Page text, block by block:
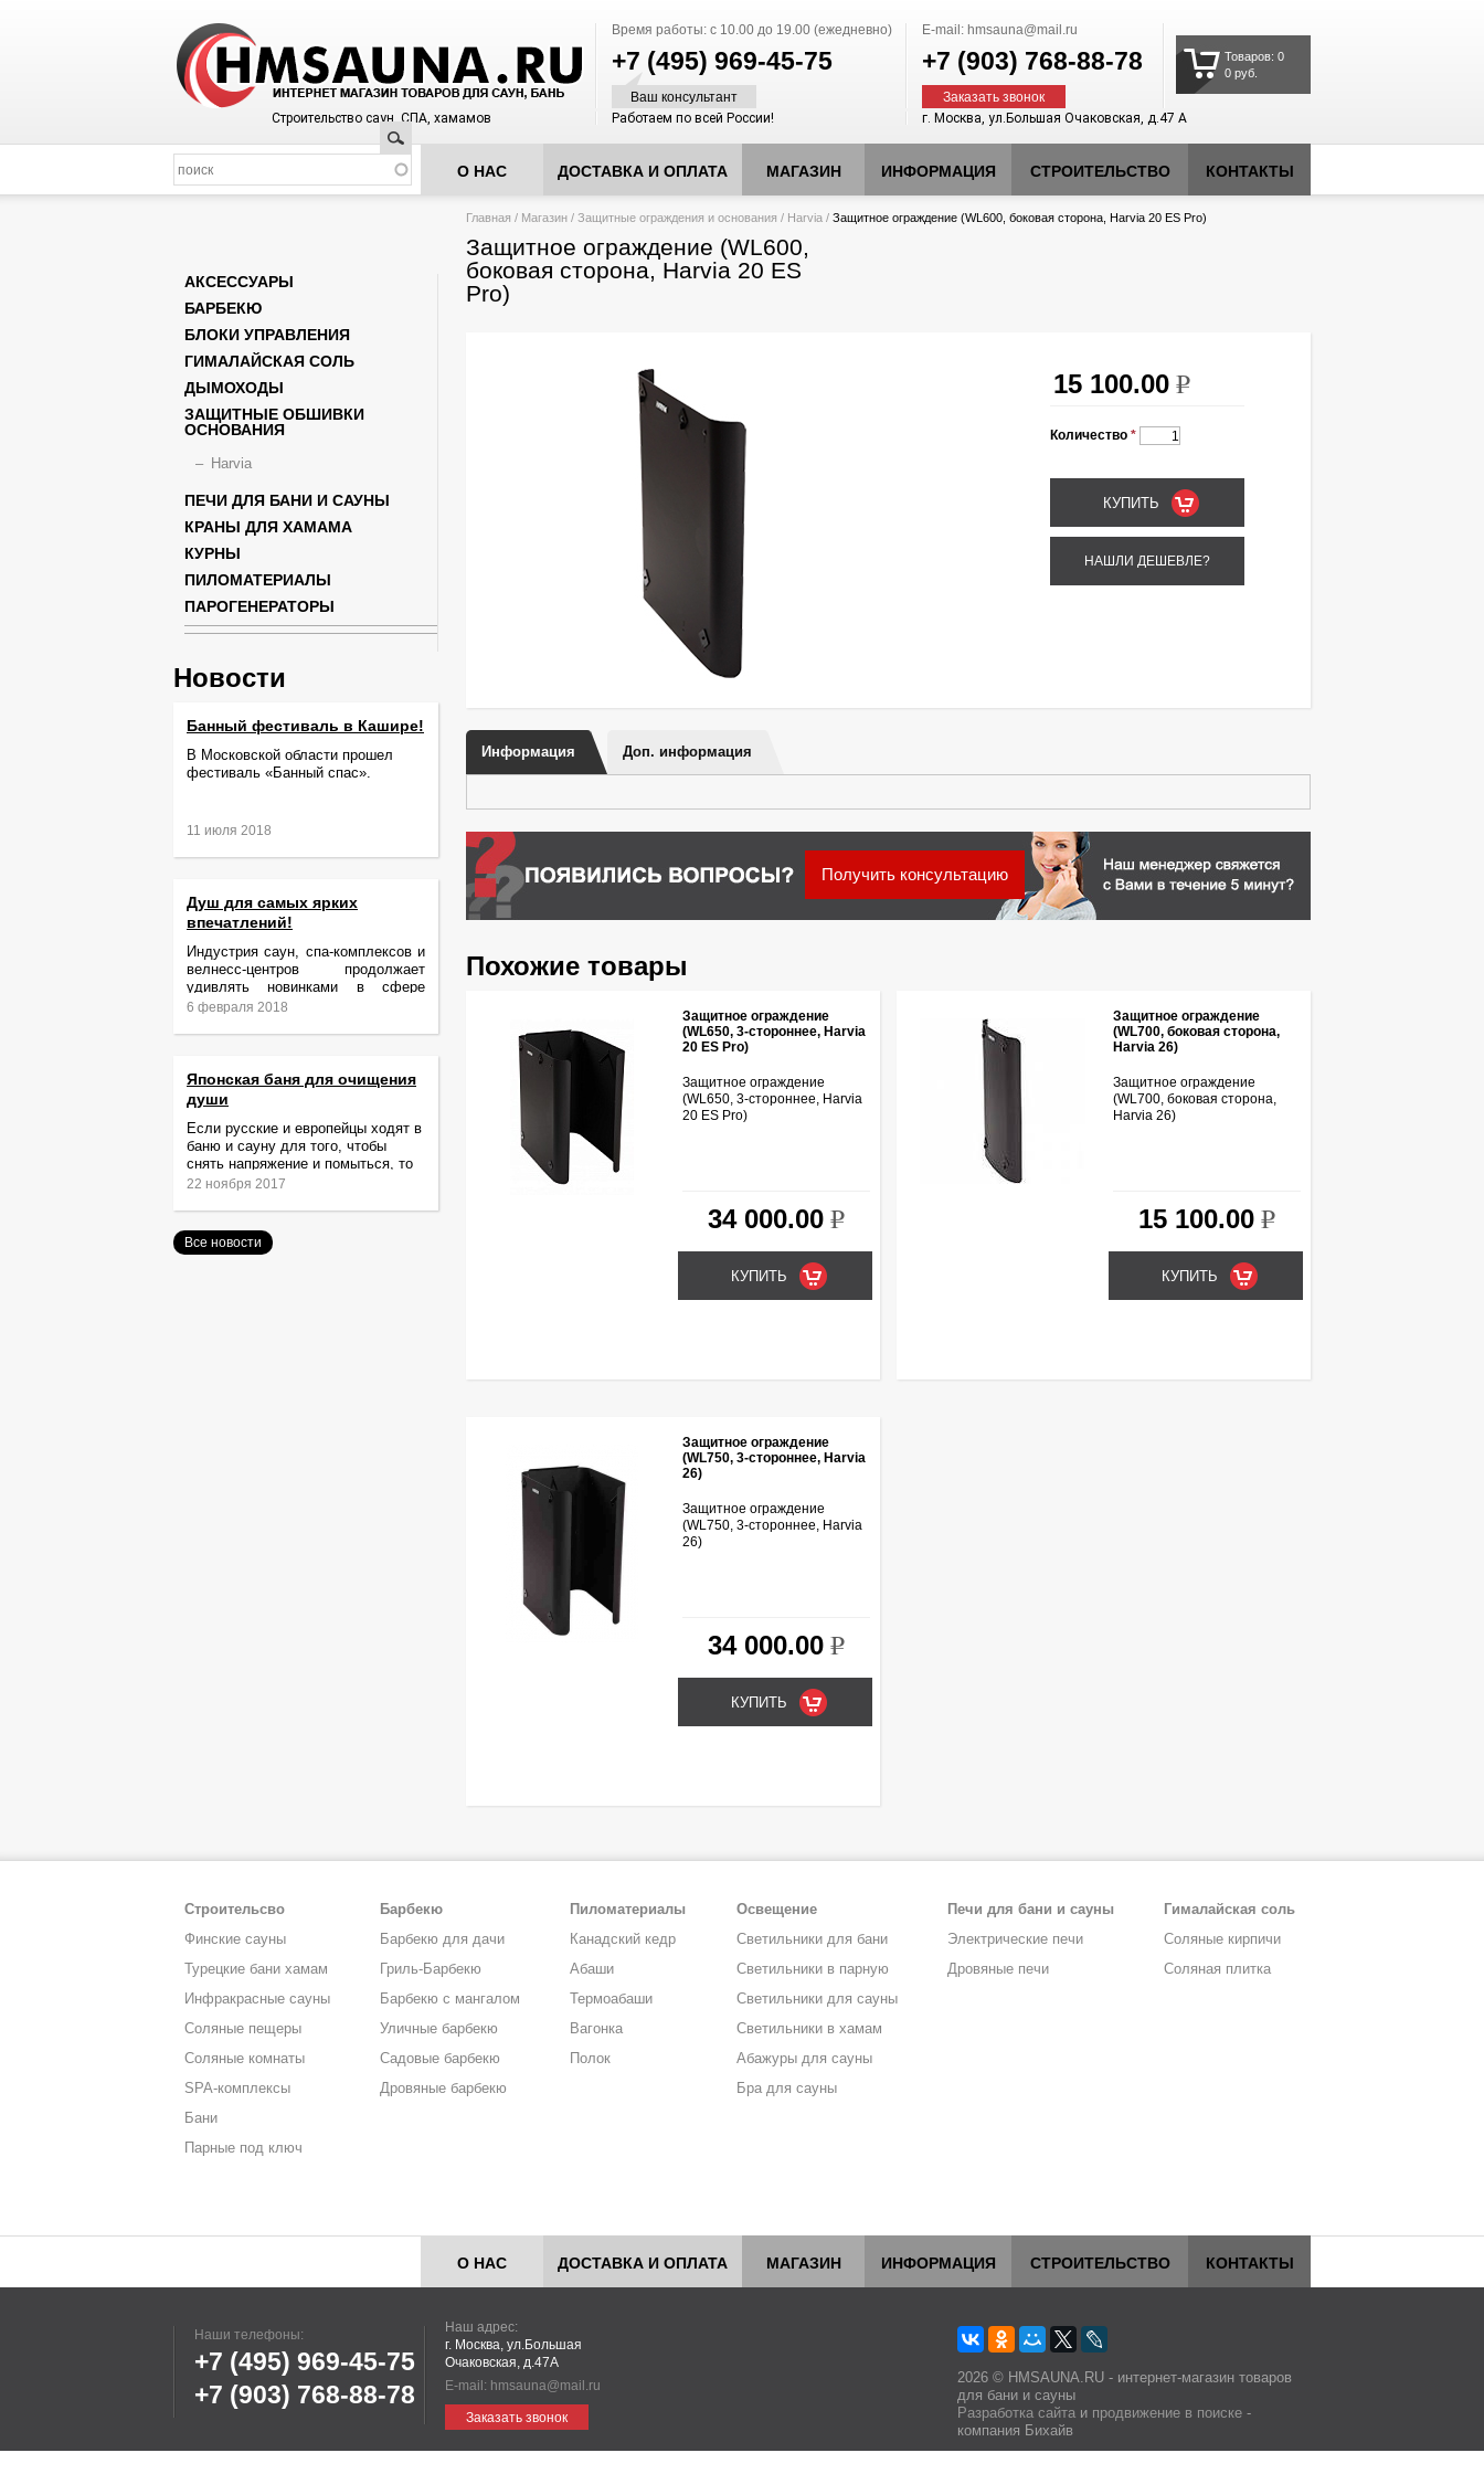
Время работы: с 10.00 до 19.00 (ежедневно)
+7 (495) 969-45-75
Ваш консультант
E-mail: hmsauna@mail.ru
+7 (903) 768-88-78
Заказать звонок
Товаров: 0
0 руб.
Строительство саун, СПА, хамамов Работаем по всей России! г. Москва, ул.Большая Очаковская, д.47 А
Поиск
О НАС ДОСТАВКА И ОПЛАТА МАГАЗИН ИНФОРМАЦИЯ СТРОИТЕЛЬСТВО КОНТАКТЫ
Вы здесь
Главная / Магазин / Защитные ограждения и основания / Harvia / Защитное ограждение (WL600, боковая сторона, Harvia 20 ES Pro)
Защитное ограждение (WL600,
боковая сторона, Harvia 20 ES
Pro)
15 100.00 k
Количество *
НАШЛИ ДЕШЕВЛЕ?
Информация Доп. информация
Получить консультацию
Похожие товары
Защитное ограждение
(WL650, 3-стороннее, Harvia
20 ES Pro)
Защитное ограждение
(WL650, 3-стороннее, Harvia
20 ES Pro)
34 000.00 k
Защитное ограждение
(WL700, боковая сторона,
Harvia 26)
Защитное ограждение
(WL700, боковая сторона,
Harvia 26)
15 100.00 k
Защитное ограждение
(WL750, 3-стороннее, Harvia
26)
Защитное ограждение
(WL750, 3-стороннее, Harvia
26)
34 000.00 k
АКСЕССУАРЫ
БАРБЕКЮ
БЛОКИ УПРАВЛЕНИЯ
ГИМАЛАЙСКАЯ СОЛЬ
ДЫМОХОДЫ
ЗАЩИТНЫЕ ОБШИВКИ
ОСНОВАНИЯ
Harvia
ПЕЧИ ДЛЯ БАНИ И САУНЫ
КРАНЫ ДЛЯ ХАМАМА
КУРНЫ
ПИЛОМАТЕРИАЛЫ
ПАРОГЕНЕРАТОРЫ
Новости
Банный фестиваль в Кашире!
В Московской области прошел
фестиваль «Банный спас».
11 июля 2018
Душ для самых ярких
впечатлений!
Индустрия саун, спа-комплексов и
велнесс-центров продолжает
удивлять новинками в сфере
релаксации и ухода за телом.
6 февраля 2018
Японская баня для очищения
души
Если русские и европейцы ходят в
баню и сауну для того, чтобы
снять напряжение и помыться, то
жители Японии идут туда за
22 ноября 2017
Все новости
Строительсво
Финские сауны
Турецкие бани хамам
Инфракрасные сауны
Соляные пещеры
Соляные комнаты
SPA-комплексы
Бани
Парные под ключ
Барбекю
Барбекю для дачи
Гриль-Барбекю
Барбекю с мангалом
Уличные барбекю
Садовые барбекю
Дровяные барбекю
Пиломатериалы
Канадский кедр
Абаши
Термоабаши
Вагонка
Полок
Освещение
Светильники для бани
Светильники в парную
Светильники для сауны
Светильники в хамам
Абажуры для сауны
Бра для сауны
Печи для бани и сауны
Электрические печи
Дровяные печи
Гималайская соль
Соляные кирпичи
Соляная плитка
О НАС ДОСТАВКА И ОПЛАТА МАГАЗИН ИНФОРМАЦИЯ СТРОИТЕЛЬСТВО КОНТАКТЫ
Наши телефоны:
+7 (495) 969-45-75
+7 (903) 768-88-78
Наш адрес:
г. Москва, ул.Большая
Очаковская, д.47А
E-mail: hmsauna@mail.ru
Заказать звонок
2026 © HMSAUNA.RU - интернет-магазин товаров
для бани и сауны
Разработка сайта и продвижение в поиске -
компания Бихайв